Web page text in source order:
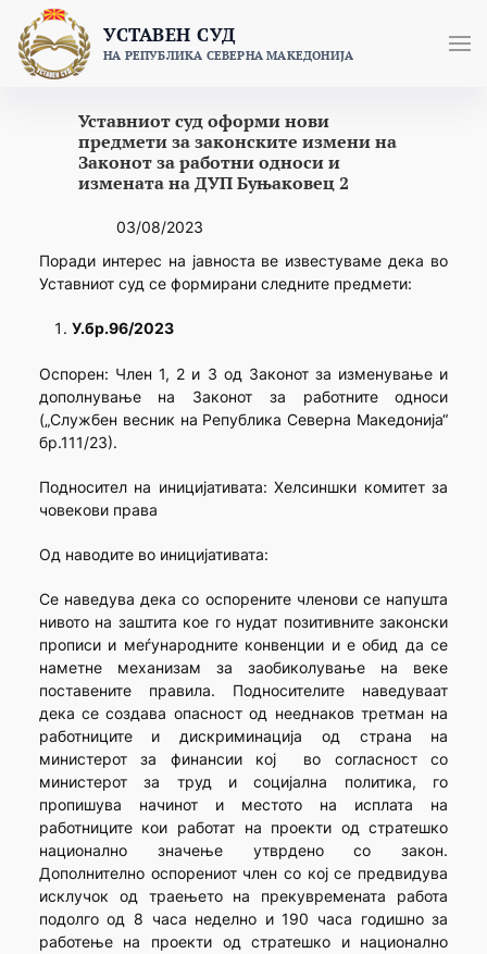
content
УСТАВЕН СУД
НА РЕПУБЛИКА СЕВЕРНА МАКЕДОНИЈА
Уставниот суд оформи нови
предмети за законските измени на
Законот за работни односи и
измената на ДУП Буњаковец 2
03/08/2023
Поради интерес на јавноста ве известуваме дека во
Уставниот суд се формирани следните предмети:
У.бр.96/2023
Оспорен: Член 1, 2 и 3 од Законот за изменување и
дополнување на Законот за работните односи
(„Службен весник на Република Северна Македонија“
бр.111/23).
Подносител на иницијативата: Хелсиншки комитет за
човекови права
Од наводите во иницијативата:
Се наведува дека со оспорените членови се напушта
нивотo на заштита кое го нудат позитивните законски
прописи и меѓународните конвенции и е обид да се
наметне механизам за заобиколување на веке
поставените правила. Подносителите наведуваат
дека се создава опасност од нееднаков третман на
работниците и дискриминација од страна на
министерот за финансии кој во согласност со
министерот за труд и социјална политика, го
пропишува начинот и местото на исплата на
работниците кои работат на проекти од стратешко
национално значење утврдено со закон.
Дополнително оспорениот член со кој се предвидува
исклучок од траењето на прекувремената работа
подолго од 8 часа неделно и 190 часа годишно за
работење на проекти од стратешко и национално